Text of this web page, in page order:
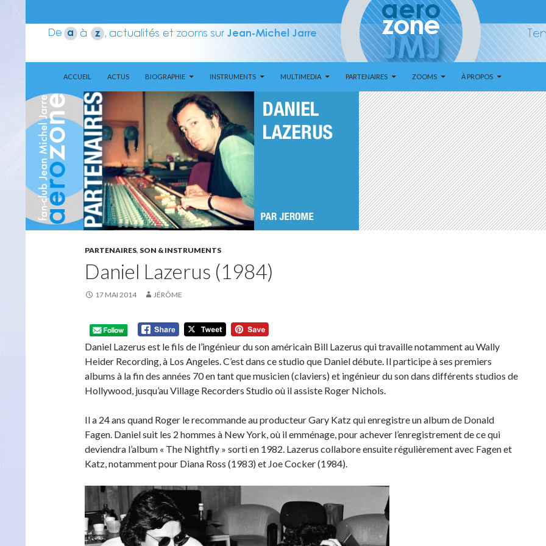
Aerozone JMJ
ACCUEIL
ACTUS BIOGRAPHIE INSTRUMENTS MULTIMEDIA PARTENAIRES ZOOMS À PROPOS
PARTENAIRES, SON & INSTRUMENTS
Daniel Lazerus (1984)
17 MAI 2014 JÉRÔME
Daniel Lazerus est le fils de l’ingénieur du son américain Bill Lazerus qui travaille notamment au Wally
Heider Recording, à Los Angeles. C’est dans ce studio que Daniel débute. Il participe à ses premiers
albums à la fin des années 70 en tant que musicien (claviers) et ingénieur du son dans différents studios de
Hollywood, jusqu’au Village Recorders Studio où il assiste Roger Nichols.
Il a 24 ans quand Roger le recommande au producteur Gary Katz qui enregistre un album de Donald
Fagen. Daniel suit les 2 hommes à New York, où il emménage, pour achever l’enregistrement de ce qui
deviendra l’album « The Nightfly » sorti en 1982. Lazerus collabore ensuite régulièrement avec Fagen et
Katz, notamment pour Diana Ross (1983) et Joe Cocker (1984).